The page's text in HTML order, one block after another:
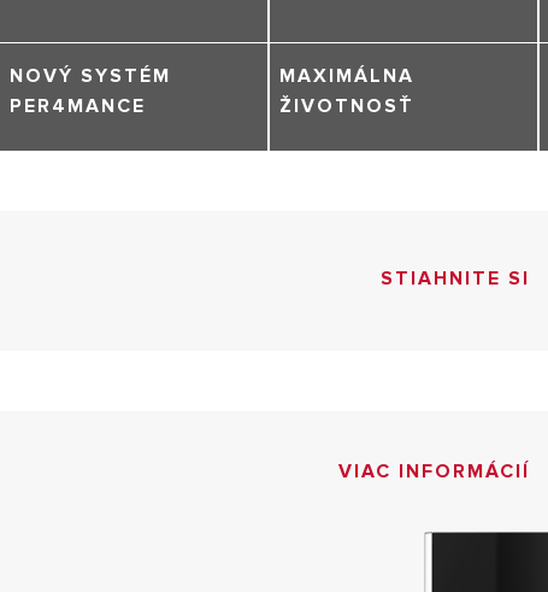
NOVÝ SYSTÉM
PER4MANCE
MAXIMÁLNA
ŽIVOTNOSŤ
STIAHNITE SI
VIAC INFORMÁCIÍ